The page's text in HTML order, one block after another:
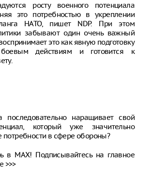
росту военного потенциала
это потребностью в укреплении
НАТО, пишет NDP. При этом
забывают один очень важный
это как явную подготовку
действиям и готовится к
наращивает свой
который уже значительно
потребности в сфере обороны?
в MAX! Подписывайтесь на главное
>>>